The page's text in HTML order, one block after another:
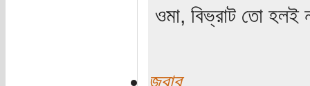
ওমা, বিভ্রাট তো হলই
জবাব